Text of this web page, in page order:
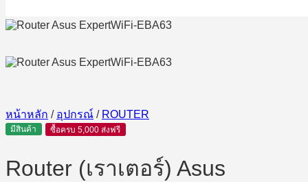
หน้าหลัก / อุปกรณ์ / ROUTER
มีสินค้า ซื้อครบ 5,000 ส่งฟรี
Router (เราเตอร์) Asus